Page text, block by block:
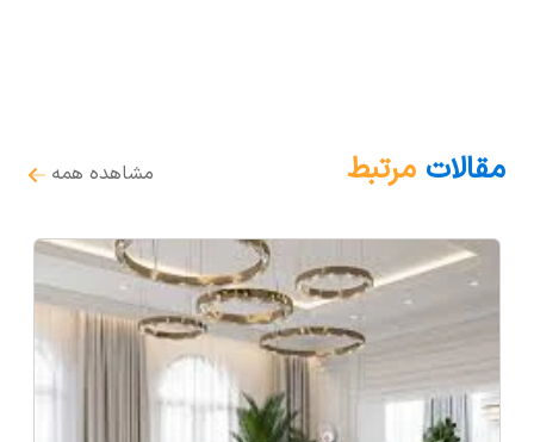
مقالات مرتبط مشاهده همه